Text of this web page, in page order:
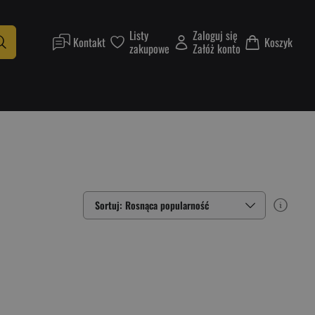
Kontakt Listy
zakupowe
Zaloguj się
Załóż konto Koszyk
Sortuj: Rosnąca popularność